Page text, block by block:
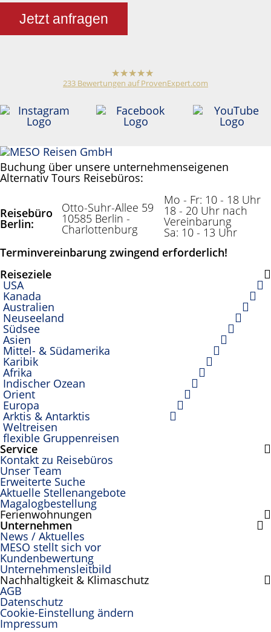
Jetzt anfragen
Meso Reisen Reiseveranstalter /
hat4,79
Sternen
233 Bewertungen auf ProvenExpert.com
Buchung über unsere unternehmenseigenen
Alternativ Tours Reisebüros:
Reisebüro
Berlin:
Otto-Suhr-Allee 59
10585 Berlin -
Charlottenburg
Mo - Fr: 10 - 18 Uhr
18 - 20 Uhr nach
Vereinbarung
Sa: 10 - 13 Uhr
Terminvereinbarung zwingend erforderlich!
Reiseziele
USA
Kanada
Australien
Neuseeland
Südsee
Asien
Mittel- & Südamerika
Karibik
Afrika
Indischer Ozean
Orient
Europa
Arktis & Antarktis
Weltreisen
flexible Gruppenreisen
Service
Kontakt zu Reisebüros
Unser Team
Erweiterte Suche
Aktuelle Stellenangebote
Magalogbestellung
Ferienwohnungen
Unternehmen
News / Aktuelles
MESO stellt sich vor
Kundenbewertung
Unternehmensleitbild
Nachhaltigkeit & Klimaschutz
AGB
Datenschutz
Cookie-Einstellung ändern
Impressum